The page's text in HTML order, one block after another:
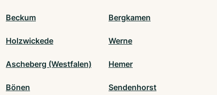
Beckum Bergkamen
Holzwickede Werne
Ascheberg (Westfalen) Hemer
Bönen Sendenhorst